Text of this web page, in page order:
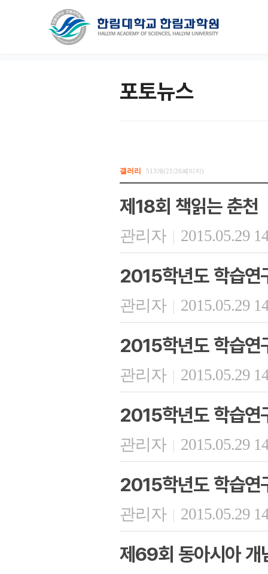
포토뉴스
갤러리 513개(21/26페이지)
제18회 책읽는 춘천
관리자 | 2015.05.29
2015학년도 학습연
관리자 | 2015.05.29
2015학년도 학습연
관리자 | 2015.05.29
2015학년도 학습연
관리자 | 2015.05.29
2015학년도 학습연
관리자 | 2015.05.29
제69회 동아시아 개